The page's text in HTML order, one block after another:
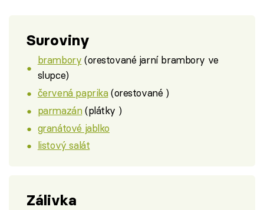
Suroviny
brambory (orestované jarní brambory ve
slupce)
červená paprika(orestované )
parmazán(plátky )
granátové jablko
listový salát
Zálivka